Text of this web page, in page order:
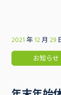
2021年12月 29
お知らせ